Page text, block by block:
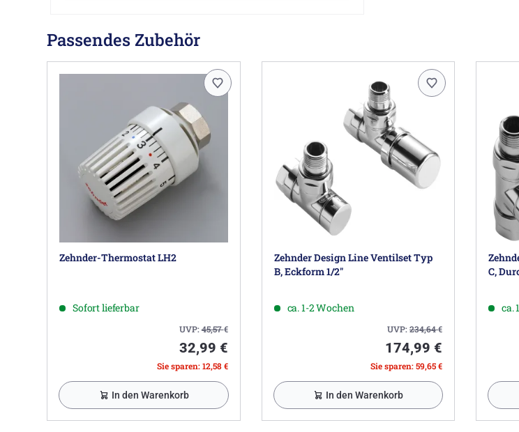
Passendes Zubehör
Zehnder-Thermostat LH2
Sofort lieferbar
UVP:45,57€
32,99 €
Sie sparen: 12,58 €
In den Warenkorb
Zehnder Design Line Ventilset Typ
B, Eckform 1/2"
ca. 1-2 Wochen
UVP:234,64€
174,99 €
Sie sparen: 59,65 €
In den Warenkorb
C,
ca.